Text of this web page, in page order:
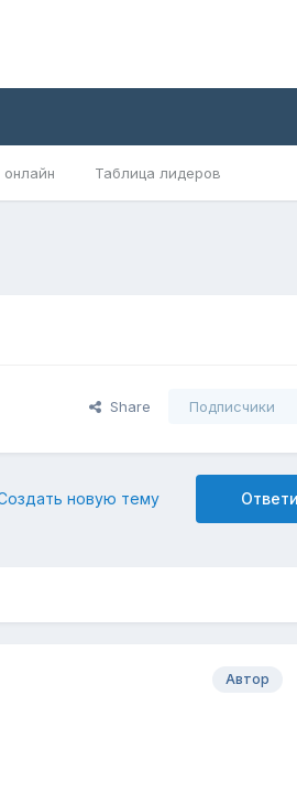
Таблица лидеров
Share Подписчики
новую тему
Автор